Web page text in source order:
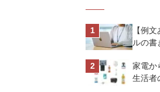
【例
ルの書
トを解
家電か
生活者